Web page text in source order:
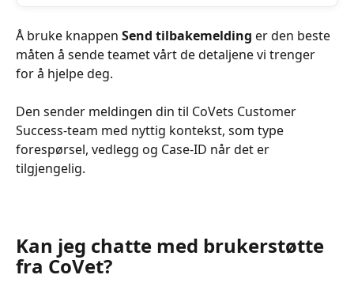
Å bruke knappen Send tilbakemelding er den beste
måten å sende teamet vårt de detaljene vi trenger
for å hjelpe deg.
Den sender meldingen din til CoVets Customer
Success-team med nyttig kontekst, som type
forespørsel, vedlegg og Case-ID når det er
tilgjengelig.
Kan jeg chatte med brukerstøtte
fra CoVet?